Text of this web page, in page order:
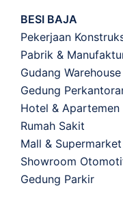
BESI BAJA
Pekerjaan
Pabrik &
Gudang Warehouse
Gedung
Hotel & Apartemen
Rumah Sakit
Mall & Supermarket
Showroom
Gedung Parkir